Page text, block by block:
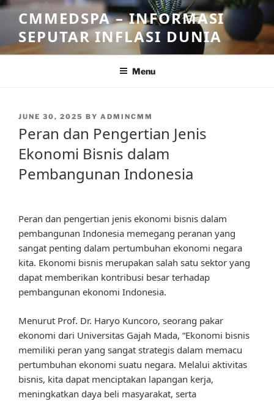
Skip
content
CMMEDSPA – INFORMASI
SEPUTAR INFLASI DUNIA
Menu
POSTED
JUNE 30, 2025 BY ADMINCMM
Peran dan Pengertian Jenis
Ekonomi Bisnis dalam
Pembangunan Indonesia
Peran dan pengertian jenis ekonomi bisnis dalam
pembangunan Indonesia memegang peranan yang
sangat penting dalam pertumbuhan ekonomi negara
kita. Ekonomi bisnis merupakan salah satu sektor yang
dapat memberikan kontribusi besar terhadap
pembangunan ekonomi Indonesia.
Menurut Prof. Dr. Haryo Kuncoro, seorang pakar
ekonomi dari Universitas Gajah Mada, “Ekonomi bisnis
memiliki peran yang sangat strategis dalam memacu
pertumbuhan ekonomi suatu negara. Melalui aktivitas
bisnis, kita dapat menciptakan lapangan kerja,
meningkatkan daya beli masyarakat, serta